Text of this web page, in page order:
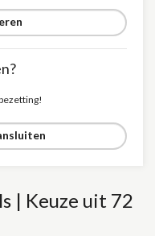
| Keuze uit 72